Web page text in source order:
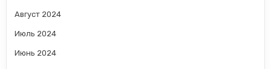
Август 2024
Июль 2024
Июнь 2024